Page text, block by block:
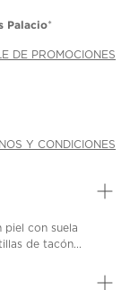
Palacio*
DE PROMOCIONES
Y CONDICIONES
piel con suela
de tacón...